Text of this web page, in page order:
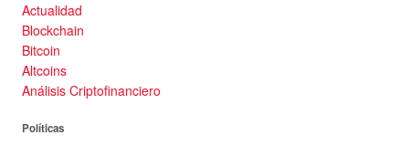
Actualidad
Blockchain
Bitcoin
Altcoins
Análisis Criptofinanciero
Políticas